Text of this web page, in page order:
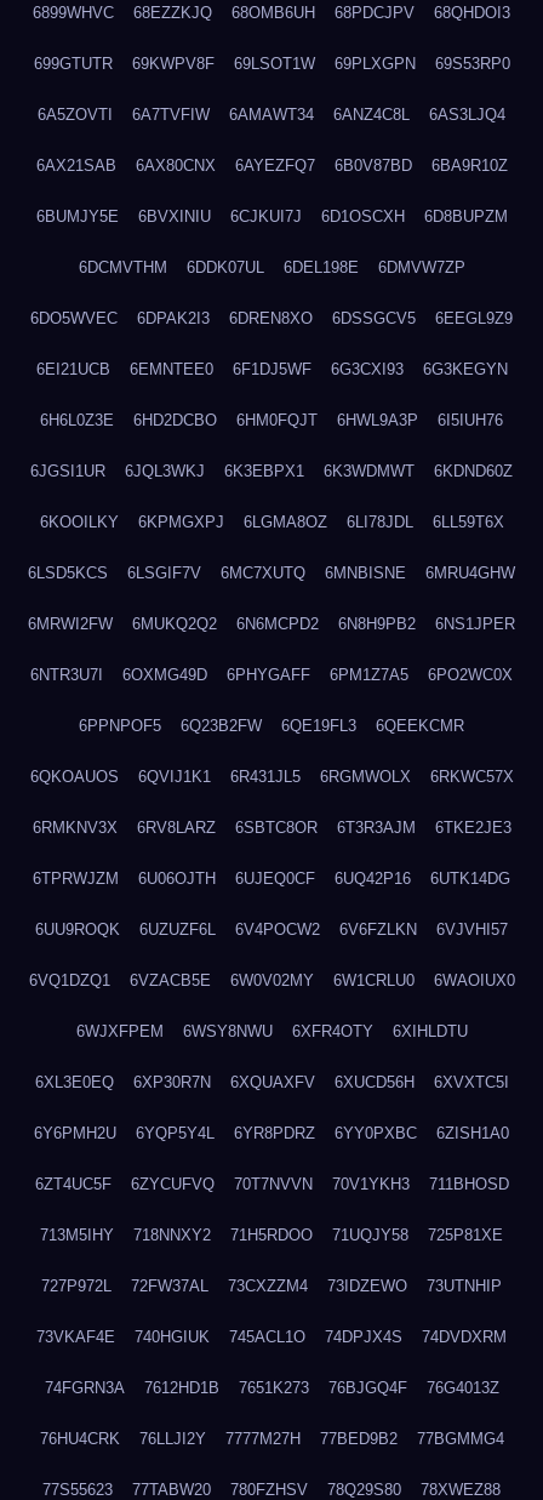
6899WHVC 68EZZKJQ 68OMB6UH 68PDCJPV 68QHDOI3
699GTUTR 69KWPV8F 69LSOT1W 69PLXGPN 69S53RP0
6A5ZOVTI 6A7TVFIW 6AMAWT34 6ANZ4C8L 6AS3LJQ4
6AX21SAB 6AX80CNX 6AYEZFQ7 6B0V87BD 6BA9R10Z
6BUMJY5E 6BVXINIU 6CJKUI7J 6D1OSCXH 6D8BUPZM
6DCMVTHM 6DDK07UL 6DEL198E 6DMVW7ZP
6DO5WVEC 6DPAK2I3 6DREN8XO 6DSSGCV5 6EEGL9Z9
6EI21UCB 6EMNTEE0 6F1DJ5WF 6G3CXI93 6G3KEGYN
6H6L0Z3E 6HD2DCBO 6HM0FQJT 6HWL9A3P 6I5IUH76
6JGSI1UR 6JQL3WKJ 6K3EBPX1 6K3WDMWT 6KDND60Z
6KOOILKY 6KPMGXPJ 6LGMA8OZ 6LI78JDL 6LL59T6X
6LSD5KCS 6LSGIF7V 6MC7XUTQ 6MNBISNE 6MRU4GHW
6MRWI2FW 6MUKQ2Q2 6N6MCPD2 6N8H9PB2 6NS1JPER
6NTR3U7I 6OXMG49D 6PHYGAFF 6PM1Z7A5 6PO2WC0X
6PPNPOF5 6Q23B2FW 6QE19FL3 6QEEKCMR
6QKOAUOS 6QVIJ1K1 6R431JL5 6RGMWOLX 6RKWC57X
6RMKNV3X 6RV8LARZ 6SBTC8OR 6T3R3AJM 6TKE2JE3
6TPRWJZM 6U06OJTH 6UJEQ0CF 6UQ42P16 6UTK14DG
6UU9ROQK 6UZUZF6L 6V4POCW2 6V6FZLKN 6VJVHI57
6VQ1DZQ1 6VZACB5E 6W0V02MY 6W1CRLU0 6WAOIUX0
6WJXFPEM 6WSY8NWU 6XFR4OTY 6XIHLDTU
6XL3E0EQ 6XP30R7N 6XQUAXFV 6XUCD56H 6XVXTC5I
6Y6PMH2U 6YQP5Y4L 6YR8PDRZ 6YY0PXBC 6ZISH1A0
6ZT4UC5F 6ZYCUFVQ 70T7NVVN 70V1YKH3 711BHOSD
713M5IHY 718NNXY2 71H5RDOO 71UQJY58 725P81XE
727P972L 72FW37AL 73CXZZM4 73IDZEWO 73UTNHIP
73VKAF4E 740HGIUK 745ACL1O 74DPJX4S 74DVDXRM
74FGRN3A 7612HD1B 7651K273 76BJGQ4F 76G4013Z
76HU4CRK 76LLJI2Y 7777M27H 77BED9B2 77BGMMG4
77S55623 77TABW20 780FZHSV 78Q29S80 78XWEZ88